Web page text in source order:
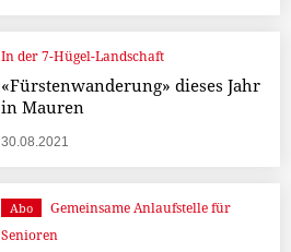
In der 7-Hügel-Landschaft
«Fürstenwanderung» dieses Jahr
in Mauren
30.08.2021
Abo
Gemeinsame Anlaufstelle für
Senioren